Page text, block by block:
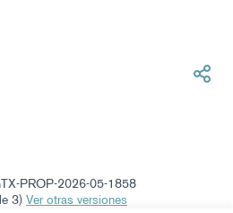
PROP-2026-05-1858
3)
ver otras versiones